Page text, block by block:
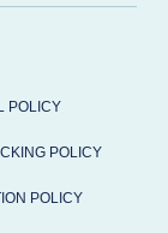
POLICY
POLICY
POLICY